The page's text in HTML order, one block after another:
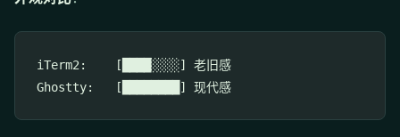
iTerm2:    [████░░░░] 老旧感